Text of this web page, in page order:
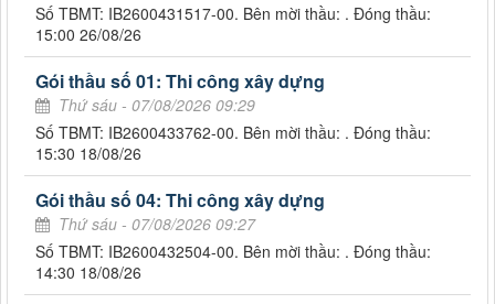
Số TBMT: IB2600431517-00. Bên mời thầu: . Đóng thầu:
15:00 26/08/26
Gói thầu số 01: Thi công xây dựng
Thứ sáu - 07/08/2026 09:29
Số TBMT: IB2600433762-00. Bên mời thầu: . Đóng thầu:
15:30 18/08/26
Gói thầu số 04: Thi công xây dựng
Thứ sáu - 07/08/2026 09:27
Số TBMT: IB2600432504-00. Bên mời thầu: . Đóng thầu:
14:30 18/08/26